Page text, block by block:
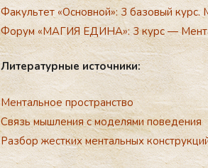
Факультет «Основной»: 3 базовый курс.
Форум «МАГИЯ ЕДИНА»:3 курс —
Ли­те­ра­тур­ные ис­точ­ни­ки:
Ментальное пространство
Связь мышления с моделями поведения
Разбор жестких ментальных